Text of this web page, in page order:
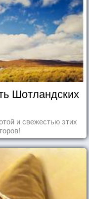
Шотландских
и свежестью этих